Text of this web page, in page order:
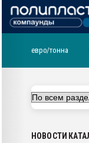
29.07.2026 ФРП помог
евро/тонна
НОВОСТИ